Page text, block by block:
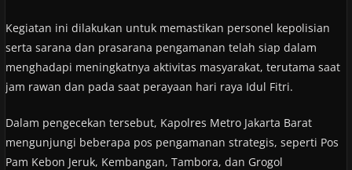
Kegiatan ini dilakukan untuk memastikan personel kepolisian
serta sarana dan prasarana pengamanan telah siap dalam
menghadapi meningkatnya aktivitas masyarakat, terutama saat
jam rawan dan pada saat perayaan hari raya Idul Fitri.
Dalam pengecekan tersebut, Kapolres Metro Jakarta Barat
mengunjungi beberapa pos pengamanan strategis, seperti Pos
Pam Kebon Jeruk, Kembangan, Tambora, dan Grogol